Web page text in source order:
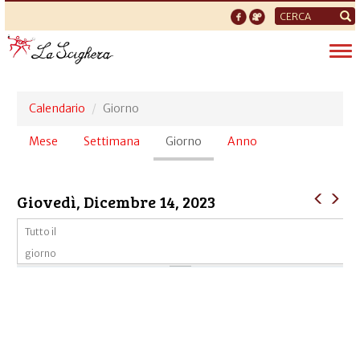
Form
di
ricerca
Calendario Giorno
Schede
Mese Settimana Giorno (scheda
attiva)
Anno
Giovedì, Dicembre 14, 2023
Tutto il
giorno